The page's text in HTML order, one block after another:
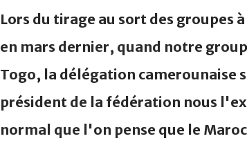
Lors du tirage au sort des groupes
en mars dernier, quand notre
Togo, la délégation camerounaise
président de la fédération nous
normal que l'on pense que le